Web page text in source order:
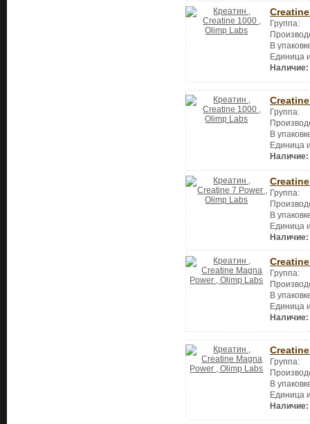
Группа:
В
Единица
Наличие:
Группа:
В
Единица
Наличие:
Группа:
В
Единица
Наличие:
Группа:
В
Единица
Наличие:
Группа:
В
Единица
Наличие: